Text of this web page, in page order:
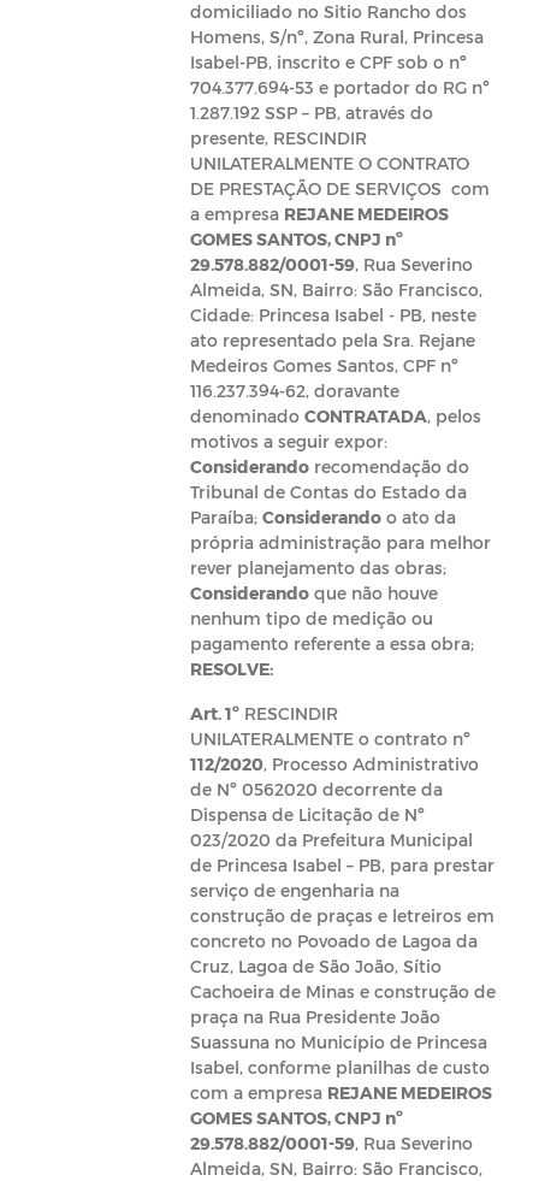
domiciliado no Sitio Rancho dos
Homens, S/nº, Zona Rural, Princesa
Isabel-PB, inscrito e CPF sob o nº
704.377.694-53 e portador do RG nº
1.287.192 SSP – PB, através do
presente, RESCINDIR
UNILATERALMENTE O CONTRATO
DE PRESTAÇÃO DE SERVIÇOS com
a empresa REJANE MEDEIROS
GOMES SANTOS, CNPJ nº
29.578.882/0001-59, Rua Severino
Almeida, SN, Bairro: São Francisco,
Cidade: Princesa Isabel - PB, neste
ato representado pela Sra. Rejane
Medeiros Gomes Santos, CPF nº
116.237.394-62, doravante
denominado CONTRATADA, pelos
motivos a seguir expor:
Considerandorecomendação do
Tribunal de Contas do Estado da
Paraíba; Considerandoo ato da
própria administração para melhor
rever planejamento das obras;
Considerandoque não houve
nenhum tipo de medição ou
pagamento referente a essa obra;
RESOLVE:
Art. 1ºRESCINDIR
UNILATERALMENTE o contrato nº
112/2020, Processo Administrativo
de Nº 0562020 decorrente da
Dispensa de Licitação de Nº
023/2020 da Prefeitura Municipal
de Princesa Isabel – PB, para prestar
serviço de engenharia na
construção de praças e letreiros em
concreto no Povoado de Lagoa da
Cruz, Lagoa de São João, Sítio
Cachoeira de Minas e construção de
praça na Rua Presidente João
Suassuna no Município de Princesa
Isabel, conforme planilhas de custo
com a empresa REJANE MEDEIROS
GOMES SANTOS, CNPJ nº
29.578.882/0001-59, Rua Severino
Almeida, SN, Bairro: São Francisco,